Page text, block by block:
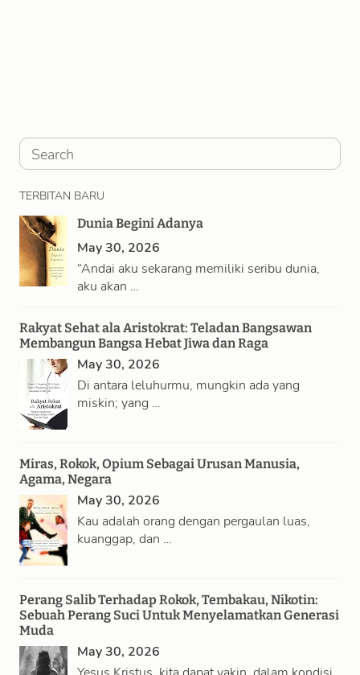
S
a
r
c
h
TERBITAN BARU
Dunia Begini Adanya
May 30, 2026
“Andai aku sekarang memiliki seribu dunia,
aku akan …
Rakyat Sehat ala Aristokrat: Teladan Bangsawan
Membangun Bangsa Hebat Jiwa dan Raga
May 30, 2026
Di antara leluhurmu, mungkin ada yang
miskin; yang …
Miras, Rokok, Opium Sebagai Urusan Manusia,
Agama, Negara
May 30, 2026
Kau adalah orang dengan pergaulan luas,
kuanggap, dan …
Perang Salib Terhadap Rokok, Tembakau, Nikotin:
Sebuah Perang Suci Untuk Menyelamatkan Generasi
Muda
May 30, 2026